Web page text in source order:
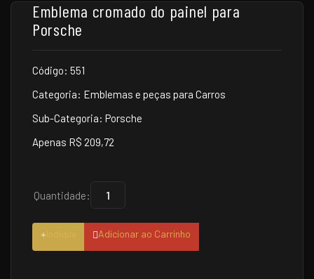
Emblema cromado do painel para
Porsche
Código: 551
Categoria: Emblemas e peças para Carros
Sub-Categoria: Porsche
Apenas R$ 209,72
Quantidade:
Adicionar ao Carrinho